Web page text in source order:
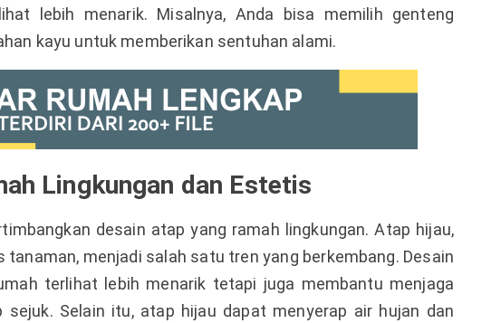
lebih menarik. Misalnya, Anda bisa memilih genteng
kayu untuk memberikan sentuhan alami.
Lingkungan dan Estetis
desain atap yang ramah lingkungan. Atap hijau,
tanaman, menjadi salah satu tren yang berkembang. Desain
terlihat lebih menarik tetapi juga membantu menjaga
Selain itu, atap hijau dapat menyerap air hujan dan